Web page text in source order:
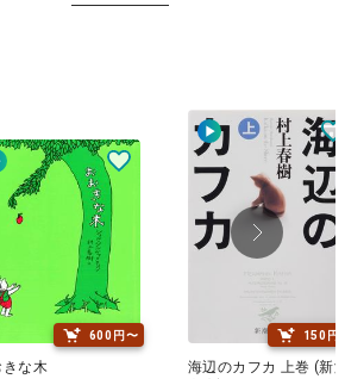
600円〜
きな木
150円
海辺のカフカ 上巻 (新